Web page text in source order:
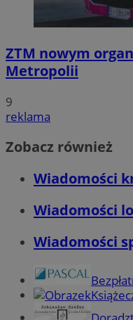
ZTM nowym
Metropolii
9
reklama
Zobacz również
Wiadomości
Wiadomości
Wiadomości